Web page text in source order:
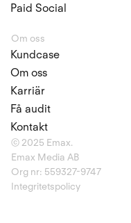
Paid Social
Om oss
Kundcase
Om oss
Karriär
Få audit
Kontakt
© 2025 Emax.
Emax Media AB
Org nr: 559327-9747
Integritetspolicy